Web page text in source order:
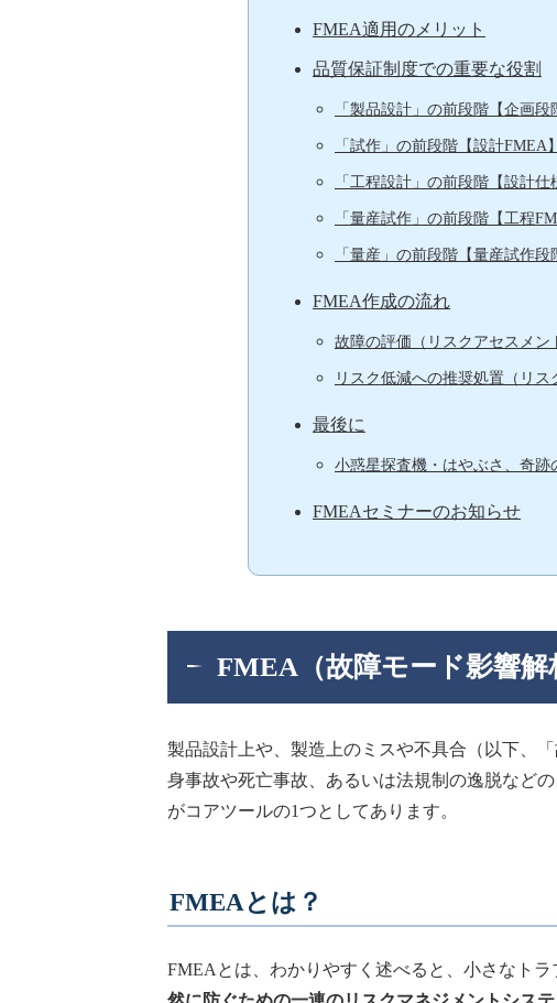
FMEA適用のメリット
品質保証制度での重要な役割
「製品設計」の前段階【企画段
「試作」の前段階【設計FMEA】
「工程設計」の前段階【設計仕
「量産試作」の前段階【工程
「量産」の前段階【量産試作段
FMEA作成の流れ
故障の評価（リスクアセスメン
リスク低減への推奨処置（リス
最後に
小惑星探査機・はやぶさ、奇跡
FMEAセミナーのお知らせ
FMEA（故障モード影響
製品設計上や、製造上のミスや不具合（以下、
身事故や死亡事故、あるいは法規制の逸脱など
がコアツールの1つとしてあります。
FMEAとは？
FMEAとは、わかりやすく述べると、小さなト